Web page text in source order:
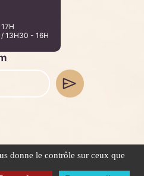
13H30 - 16H
-Stafe.fr
de confidentialité
donne le contrôle sur ceux que